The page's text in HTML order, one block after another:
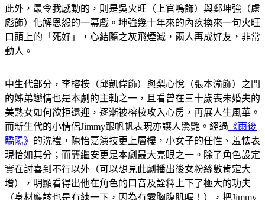
此外，最令我感動的，則是吳火旺（上官鳴飾）與鄭坤強（盧
彪飾）化解恩怨的一幕戲。坤強幾十年來的內疚換來一句火旺
口頭上的「死好」，心結隨之灰飛煙滅，兩人再成好友，非常
動人。
中生代部分，李榕桉（邱凱偉飾）與梨心悅（張本渝飾）之間
的姊弟戀情也是本劇的主軸之一，且看曾在三十歲喪未婚夫的
美熟女如何欲拒還迎，逐漸被榕桉攻入心房，再展人生風華。
而新生代的小情侶Jimmy跟帆帆表現亦讓人驚艷。經過 《雨後
驕陽》 的洗禮，陳怡嘉演技更上層樓，小女子的任性、羞怯表
現恰如其分；而龔繼安更是本劇最大亮眼之一。除了角色設定
實在討喜到不行以外（可以想見此劇播出後女粉絲數肯定大
增），明顯看得出他在角色的口音及詮釋上下了極大的功夫
（身材應該也是有練一下，因為有露胸腹肌喔！），把Jimmy